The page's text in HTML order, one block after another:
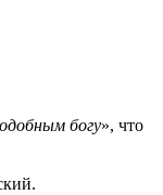
богу», что